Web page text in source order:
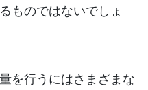
ものではないでしょ
を行うにはさまざまな